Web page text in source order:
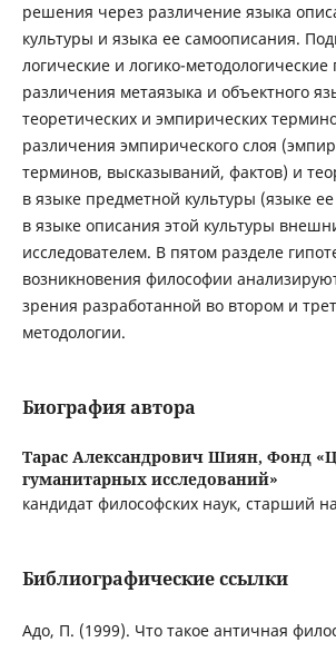
решения через различение языка
культуры и языка ее самоописания.
логические и логико-
различения метаязыка и объектного
теоретических и эмпирических
различения эмпирического слоя
терминов, высказываний, фактов) и
в языке предметной культуры (языке
в языке описания этой культуры
исследователем. В пятом разделе
возникновения философии
зрения разработанной во втором и
методологии.
Биография автора
Тарас Александрович Шиян, Фонд
гуманитарных исследований»
кандидат философских наук, старший
Библиографические ссылки
Адо, П. (1999). Что такое античная